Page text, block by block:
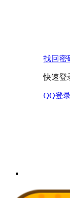
找回密
快速登
QQ登